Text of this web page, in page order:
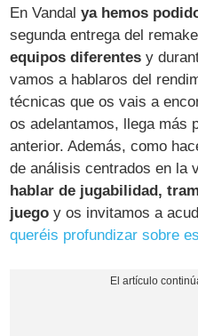
En Vandalya hemos
segunda entrega del
equipos diferentes y
vamos a hablaros del
técnicas que os vais a
os adelantamos, llega más
anterior. Además, como
de análisis centrados en la
hablar de jugabilidad,
juego y os invitamos a
queréis profundizar sobre